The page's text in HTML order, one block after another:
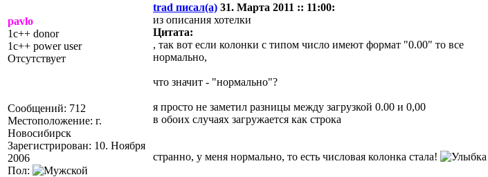
pavlo
1c++ donor
1c++ power user
Отсутствует
Сообщений: 712
Местоположение: г.
Новосибирск
Зарегистрирован: 10. Ноября
2006
Пол:
trad писал(а) 31. Марта 2011 :: 11:00:
из описания хотелки
Цитата:
, так вот если колонки с типом число имеют формат "0.00" то все
нормально,
что значит - "нормально"?
я просто не заметил разницы между загрузкой 0.00 и 0,00
в обоих случаях загружается как строка
странно, у меня нормально, то есть числовая колонка стала!